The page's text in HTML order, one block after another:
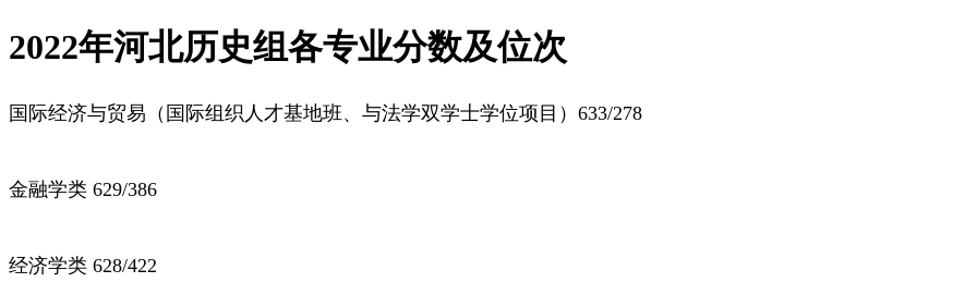
2022年河北历史组各专业分数及位次
国际经济与贸易（国际组织人才基地班、与法学双学士学位项目）633/278
金融学类 629/386
经济学类 628/422